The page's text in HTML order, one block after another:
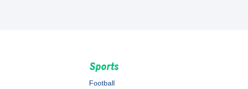
Sports
Football